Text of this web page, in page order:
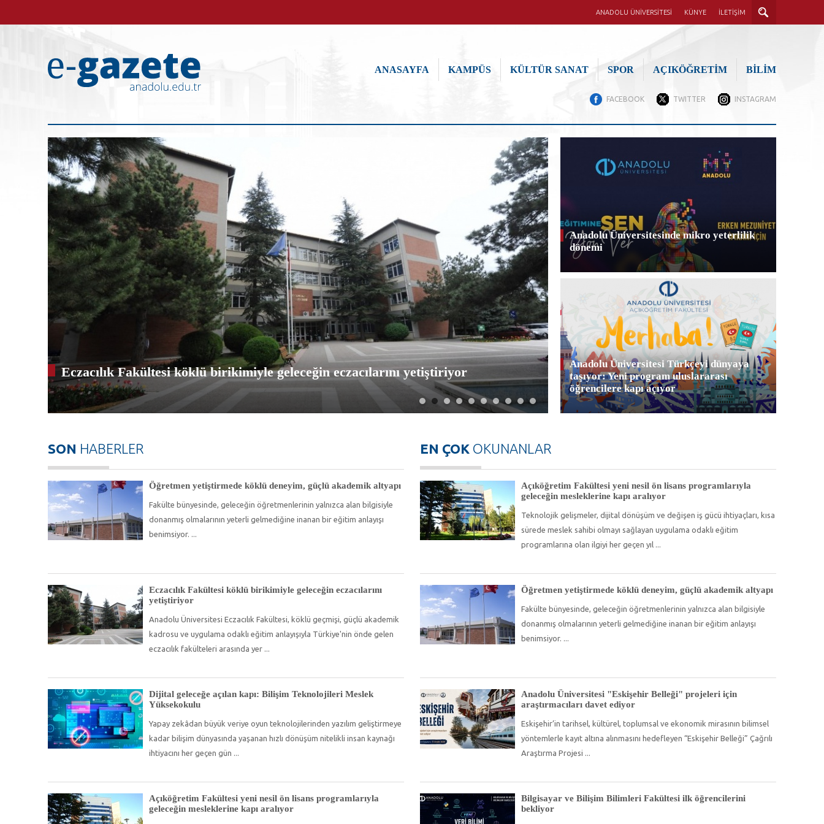
ANADOLU ÜNİVERSİTESİ KÜNYE İLETİŞİM
ANASAYFA KAMPÜS KÜLTÜR SANAT SPOR AÇIKÖĞRETİM BİLİM
FACEBOOK TWITTER INSTAGRAM
Eczacılık Fakültesi köklü birikimiyle geleceğin eczacılarını yetiştiriyor Dijital geleceğe açılan kapı: Bilişim
Anadolu Üniversitesinde mikro yeterlilik
dönemi
Anadolu Üniversitesi Türkçeyi dünyaya
taşıyor: Yeni program uluslararası
öğrencilere kapı açıyor
SON HABERLER
Öğretmen yetiştirmede köklü deneyim, güçlü akademik altyapı
Fakülte bünyesinde, geleceğin öğretmenlerinin yalnızca alan bilgisiyle
donanmış olmalarının yeterli gelmediğine inanan bir eğitim anlayışı
benimsiyor.
Eczacılık Fakültesi köklü birikimiyle geleceğin eczacılarını
yetiştiriyor
Anadolu Üniversitesi Eczacılık Fakültesi, köklü geçmişi, güçlü akademik
kadrosu ve uygulama odaklı eğitim anlayışıyla Türkiye'nin önde gelen
eczacılık fakülteleri arasında yer
Dijital geleceğe açılan kapı: Bilişim Teknolojileri Meslek
Yüksekokulu
Yapay zekâdan büyük veriye oyun teknolojilerinden yazılım geliştirmeye
kadar bilişim dünyasında yaşanan hızlı dönüşüm nitelikli insan kaynağı
ihtiyacını her geçen gün
Açıköğretim Fakültesi yeni nesil ön lisans programlarıyla
geleceğin mesleklerine kapı aralıyor
EN ÇOK OKUNANLAR
Açıköğretim Fakültesi yeni nesil ön lisans programlarıyla
geleceğin mesleklerine kapı aralıyor
Teknolojik gelişmeler, dijital dönüşüm ve değişen iş gücü ihtiyaçları, kısa
sürede meslek sahibi olmayı sağlayan uygulama odaklı eğitim
programlarına olan ilgiyi her geçen yıl
Öğretmen yetiştirmede köklü deneyim, güçlü akademik altyapı
Fakülte bünyesinde, geleceğin öğretmenlerinin yalnızca alan bilgisiyle
donanmış olmalarının yeterli gelmediğine inanan bir eğitim anlayışı
benimsiyor.
Anadolu Üniversitesi "Eskişehir Belleği" projeleri için
araştırmacıları davet ediyor
Eskişehir’in tarihsel, kültürel, toplumsal ve ekonomik mirasının bilimsel
yöntemlerle kayıt altına alınmasını hedefleyen “Eskişehir Belleği” Çağrılı
Araştırma Projesi
Bilgisayar ve Bilişim Bilimleri Fakültesi ilk öğrencilerini
bekliyor